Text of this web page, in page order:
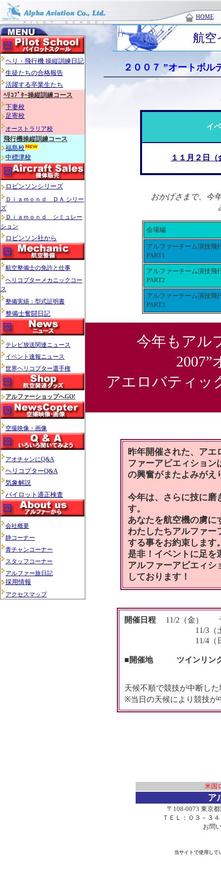
HOME
ヘリ・飛行機 操縦訓練日記
生徒たちの合格報告
活躍する卒業生たち
ﾍﾘｺﾌﾟﾀｰ操縦訓練コース
下妻校
足寄校
オーストラリア校
飛行機操縦訓練コース
福島校
中標津校
ロビンソンシリーズ
Ｄｉａｍｏｎｄ ＤＡ シリー
ズ
Ｄｉａｍｏｎｄ シミュレー
ション
ロビンソン社から
航空整備士の免許と仕事
ヘリコプターメカニックコー
ス
整備実績：型式証明書
整備士奮闘日記
テレビ放送関連ニュース
イベント速報ニュース
世界ヘリコプター選手権
アルファーショップへGO!
空撮映像・画像
アオチャンにQ&A
ヘリコプターQ&A
気象解説
パイロット適正検査
会社概要
静コーナー
青チャンコーナー
スタッフコーナー
アルファー旅日記
採用情報
アクセスマップ
航空
２００７ ”オートボル
イ
１１月２日（
おかげさまで、今
会場編
アルファーチーム演技
PART1
アルファーチーム演技
PART2
アルファーチーム演技
PART3
今年もアル
2007”
アエロバティッ
昨年開催された、ア
ファーアビエィション
の興奮がまたよみがえ
今年は、さらに技に磨
す。
あなたを航空機の虜に
わたしたちアルファー
する事をお約束します
是非！イベントに足を
アルファーアビエィシ
しております！
開催日程11/2（金）
11/3（土）
11/4（日）
■開催地 ツインリンク
天候不順で競技が中断し
※当日の天候により競技が
米国
ア
〒108-0073 東京
ＴＥＬ：０３－３
お問
当サイトで使用して